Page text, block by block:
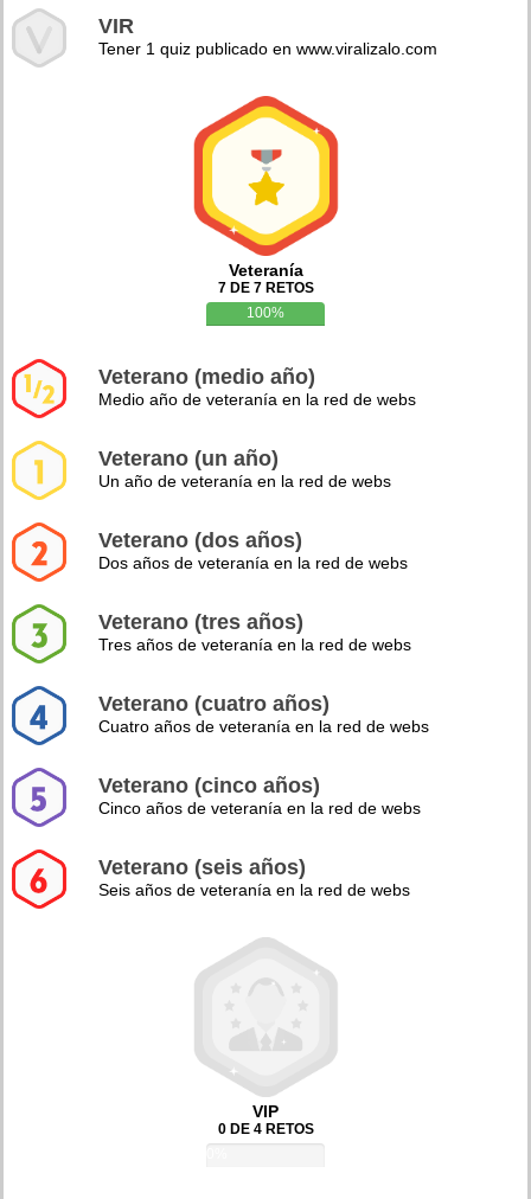
VIR
Tener 1 quiz publicado en www.viralizalo.com
Veteranía
7 DE 7 RETOS
100%
Veterano (medio año)
Medio año de veteranía en la red de webs
Veterano (un año)
Un año de veteranía en la red de webs
Veterano (dos años)
Dos años de veteranía en la red de webs
Veterano (tres años)
Tres años de veteranía en la red de webs
Veterano (cuatro años)
Cuatro años de veteranía en la red de webs
Veterano (cinco años)
Cinco años de veteranía en la red de webs
Veterano (seis años)
Seis años de veteranía en la red de webs
VIP
0 DE 4 RETOS